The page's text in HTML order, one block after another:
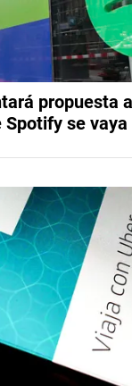
propuesta
se vaya